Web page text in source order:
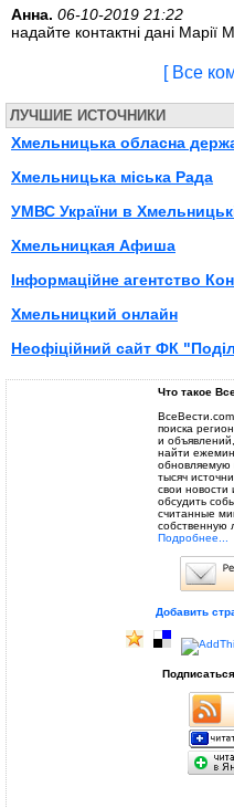
Анна. 06-10-2019 21:22
надайте контактні дані Марії
[ Все
ЛУЧШИЕ ИСТОЧНИКИ
Хмельницька обласна
Хмельницька міська Рада
УМВС України в
Хмельницкая Афиша
Інформаційне агентство
Хмельницкий онлайн
Неофiцiйний сайт ФК
Что такое
поиска
и
найти
тысяч
свои новости
обсудить
считанные
собственную
Подробнее...
Добавить